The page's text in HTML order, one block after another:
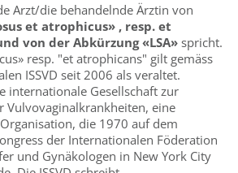
Arzt/die behandelnde Ärztin von
et atrophicus» , resp. et
von der Abkürzung «LSA» spricht.
resp. "et atrophicans" gilt gemäss
ISSVD seit 2006 als veraltet.
internationale Gesellschaft zur
Vulvovaginalkrankheiten, eine
die 1970 auf dem
der Internationalen Föderation
und Gynäkologen in New York City